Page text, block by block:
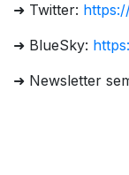
➜ Twitter:
➜ BlueSky:
➜ Newsletter